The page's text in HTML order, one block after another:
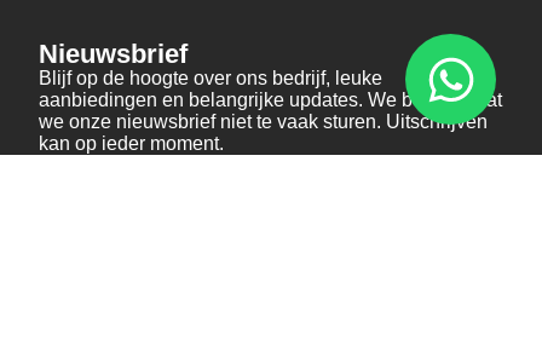
Nieuwsbrief
Blijf op de hoogte over ons bedrijf, leuke
aanbiedingen en belangrijke updates. We beloven dat
we onze nieuwsbrief niet te vaak sturen. Uitschrijven
kan op ieder moment.